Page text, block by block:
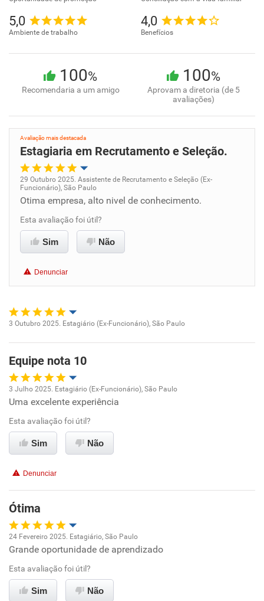
5,0
Ambiente de trabalho
4,0
Benefícios
100%
Recomendaria a um amigo
100%
Aprovam a diretoria (de 5
avaliações)
Avaliação mais destacada
Estagiaria em Recrutamento e Seleção.
Oportunidade de promoção
Ambiente de trabalho
Conciliação com a vida familiar
Recomenda esta empresa
Recomenda a diretoria
29 Outubro 2025. Assistente de Recrutamento e Seleção (Ex-
Funcionário), São Paulo
Otima empresa, alto nivel de conhecimento.
Esta avaliação foi útil?
Sim Não
Denunciar
Ambiente de trabalho
Conciliação com a vida familiar
Benefícios
Recomenda esta empresa
Recomenda a diretoria
3 Outubro 2025. Estagiário (Ex-Funcionário), São Paulo
Equipe nota 10
Oportunidade de promoção
Ambiente de trabalho
Benefícios
Recomenda esta empresa
Recomenda a diretoria
3 Julho 2025. Estagiário (Ex-Funcionário), São Paulo
Uma excelente experiência
Esta avaliação foi útil?
Sim Não
Denunciar
Ótima
Oportunidade de promoção
Ambiente de trabalho
24 Fevereiro 2025. Estagiário, São Paulo
Grande oportunidade de aprendizado
Esta avaliação foi útil?
Sim Não